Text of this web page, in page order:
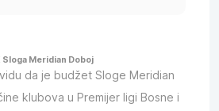
Sloga Meridian Doboj
da je budžet Sloge Meridian
klubova u Premijer ligi Bosne i